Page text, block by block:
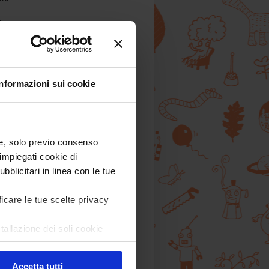
sui cookie
solo previo consenso
cookie di
in linea con le tue
le tue scelte privacy
dei soli cookie
in ogni momentoRevoca
Accetta tutti